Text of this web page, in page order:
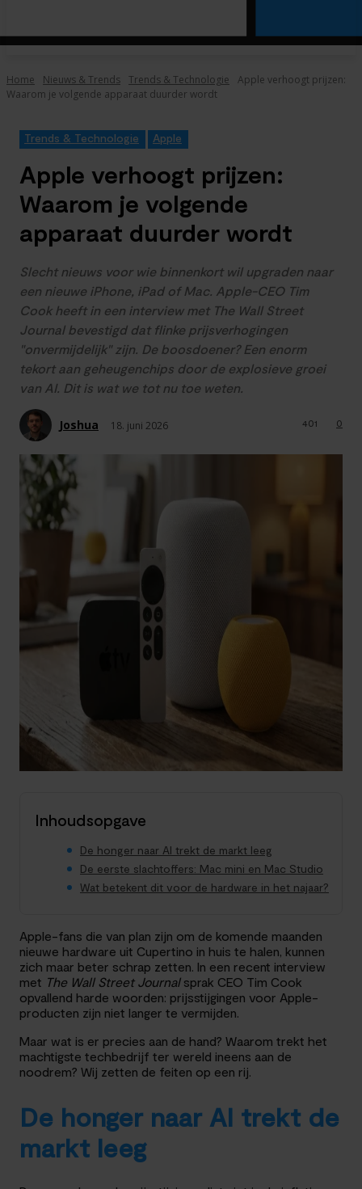
Home Nieuws & Trends Trends & Technologie
Apple verhoogt prijzen:
Waarom je volgende apparaat duurder wordt
Trends & Technologie Apple
Apple verhoogt prijzen:
Waarom je volgende
apparaat duurder wordt
Slecht nieuws voor wie binnenkort wil upgraden naar
een nieuwe iPhone, iPad of Mac. Apple-CEO Tim
Cook heeft in een interview met The Wall Street
Journal bevestigd dat flinke prijsverhogingen
"onvermijdelijk" zijn. De boosdoener? Een enorm
tekort aan geheugenchips door de explosieve groei
van AI. Dit is wat we tot nu toe weten.
Joshua 18. juni 2026 0
401
Inhoudsopgave
De honger naar AI trekt de markt leeg
De eerste slachtoffers: Mac mini en Mac Studio
Wat betekent dit voor de hardware in het najaar?
Apple-fans die van plan zijn om de komende maanden
nieuwe hardware uit Cupertino in huis te halen, kunnen
zich maar beter schrap zetten. In een recent interview
met The Wall Street Journalsprak CEO Tim Cook
opvallend harde woorden: prijsstijgingen voor Apple-
producten zijn niet langer te vermijden.
Maar wat is er precies aan de hand? Waarom trekt het
machtigste techbedrijf ter wereld ineens aan de
noodrem? Wij zetten de feiten op een rij.
De honger naar AI trekt de
markt leeg